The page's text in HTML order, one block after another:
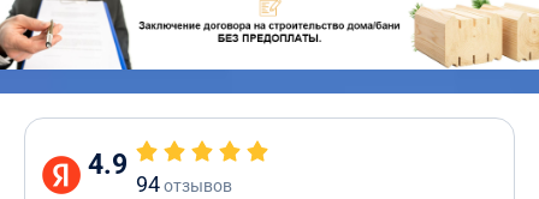
4.9
94отзывов